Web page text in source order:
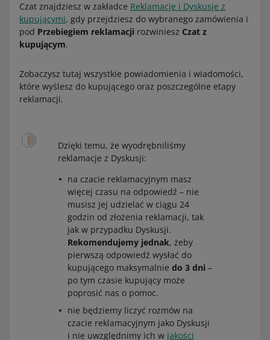
Czat znajdziesz w zakładce Reklamacje i Dyskusje z
kupującymi, gdy przejdziesz do wybranego zamówienia i
pod Przebiegiem reklamacji rozwiniesz Czat z
kupującym.
Zobaczysz tutaj wszystkie powiadomienia i wiadomości,
które wyślesz do kupującego oraz poszczególne etapy
reklamacji.
Dzięki temu, że wyodrębniliśmy
reklamacje z Dyskusji:
na czacie reklamacyjnym masz
więcej czasu na odpowiedź – nie
musisz jej udzielać w ciągu 24
godzin od złożenia reklamacji, tak
jak w przypadku Dyskusji.
Rekomendujemy jednak, żeby
pierwszą odpowiedź wysłać do
kupującego maksymalnie do 3 dni –
po tym czasie kupujący może
poprosić nas o pomoc.
nie będziemy liczyć rozmów na
czacie reklamacyjnym jako Dyskusji
i nie uwzględnimy ich w jakości